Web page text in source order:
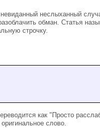
неслыханный
обман. Статья
строчку.
как "Просто
слово.